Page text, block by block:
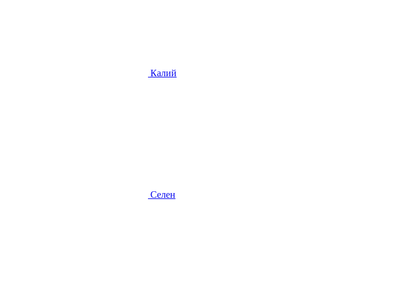
Калий
Селен